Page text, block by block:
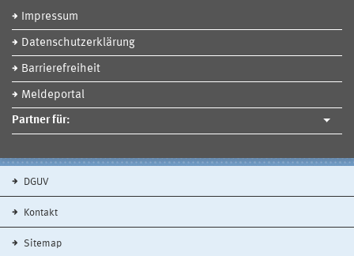
Impressum
Datenschutzerklärung
Barrierefreiheit
Meldeportal
Partner für:
DGUV
Kontakt
Sitemap